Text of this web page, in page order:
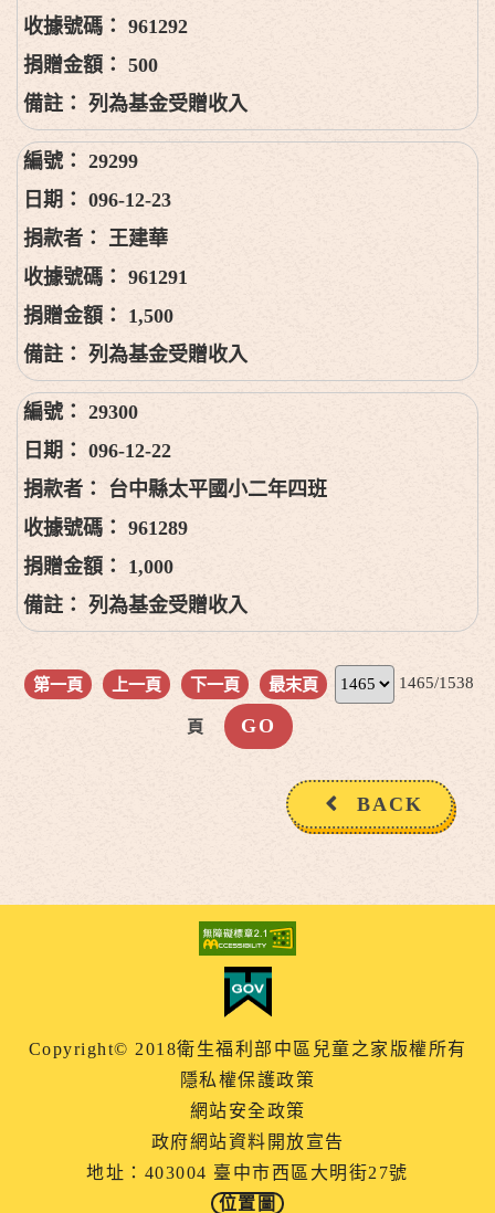
961292
500
列為基金受贈收入
29299
096-12-23
王建華
961291
1,500
列為基金受贈收入
29300
096-12-22
台中縣太平國小二年四班
961289
1,000
列為基金受贈收入
第一頁 上一頁 下一頁 最末頁 1465/1538
頁
BACK
Copyright© 2018衛生福利部中區兒童之家版權所有
隱私權保護政策
網站安全政策
政府網站資料開放宣告
地址：403004 臺中市西區大明街27號
位置圖